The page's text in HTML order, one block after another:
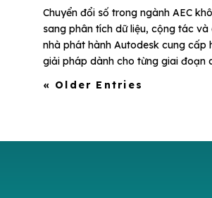
Chuyển đổi số trong ngành AEC
sang phân tích dữ liệu, cộng tác
nhà phát hành Autodesk cung cấp
giải pháp dành cho từng giai đoạn
« Older Entries